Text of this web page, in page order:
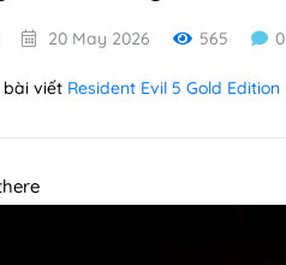
20 May 2026 565 0
bài viết Resident Evil 5 Gold Edition